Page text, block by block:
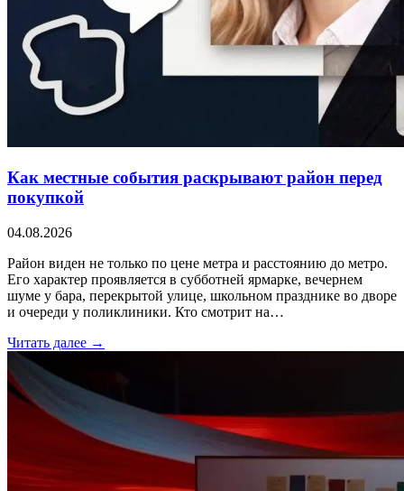
Как местные события раскрывают район перед
покупкой
04.08.2026
Район виден не только по цене метра и расстоянию до метро.
Его характер проявляется в субботней ярмарке, вечернем
шуме у бара, перекрытой улице, школьном празднике во дворе
и очереди у поликлиники. Кто смотрит на…
Читать далее →